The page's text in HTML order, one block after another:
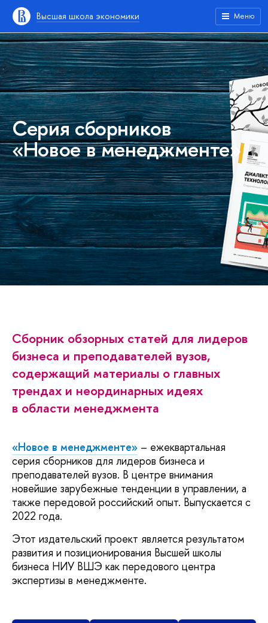
Высшая школа экономики Меню
Серия сборников
«Новое в менеджменте»
Сборник обзорных статей для лидеров
бизнеса и преподавателей вузов,
содержащий материалы о главных
трендах и неординарных идеях
в области менеджмента
«Новое в менеджменте» – ежеквартальная
серия сборников для лидеров бизнеса и
преподавателей вузов. В центре внимания
новейшие зарубежные тенденции в управлении, а
также передовой российский опыт. Выпускается с
2022 года.
Этот издательский проект является результатом
развития и позиционирования Высшей школы
бизнеса НИУ ВШЭ как передового центра
экспертизы в менеджменте.